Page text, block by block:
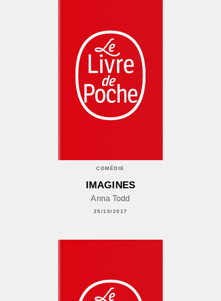
COMÉDIE
IMAGINES
Anna Todd
25/10/2017